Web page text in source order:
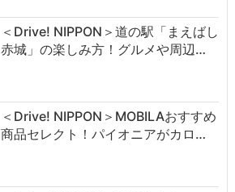
＜Drive! NIPPON＞道の駅「まえばし
赤城」の楽しみ方！グルメや周辺…
＜Drive! NIPPON＞MOBILAおすすめ
商品セレクト！パイオニアがカロ…